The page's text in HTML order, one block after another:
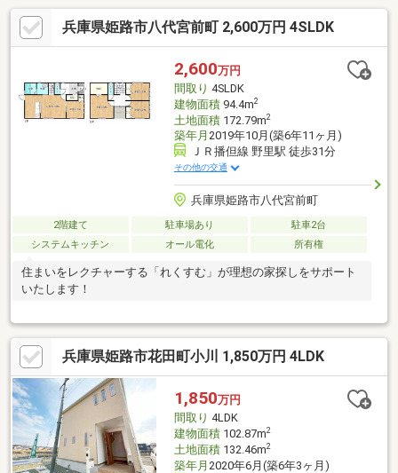
兵庫県姫路市八代宮前町 2,600万円 4SLDK
2,600万円
間取り 4SLDK
建物面積94.4m2
土地面積172.79m2
築年月 2019年10月(築6年11ヶ月)
ＪＲ播但線 野里駅 徒歩31分
その他の交通
兵庫県姫路市八代宮前町
2階建て 駐車場あり
駐車2台
システムキッチン
オール電化 所有権
住まいをレクチャーする「れくすむ」が理想の家探しをサポート
いたします！
兵庫県姫路市花田町小川 1,850万円 4LDK
1,850万円
間取り 4LDK
建物面積102.87m2
土地面積132.46m2
築年月 2020年6月(築6年3ヶ月)